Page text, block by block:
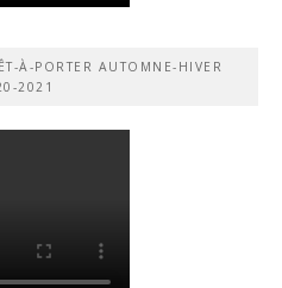
À-PORTER AUTOMNE-HIVER
2021